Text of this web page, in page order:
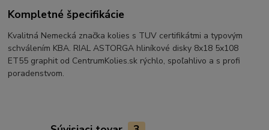
Kompletné špecifikácie
Kvalitná Nemecká značka kolies s TUV certifikátmi a typovým
schválením KBA. RIAL ASTORGA hliníkové disky 8x18 5x108
ET55 graphit od CentrumKolies.sk rýchlo, spoľahlivo a s profi
poradenstvom.